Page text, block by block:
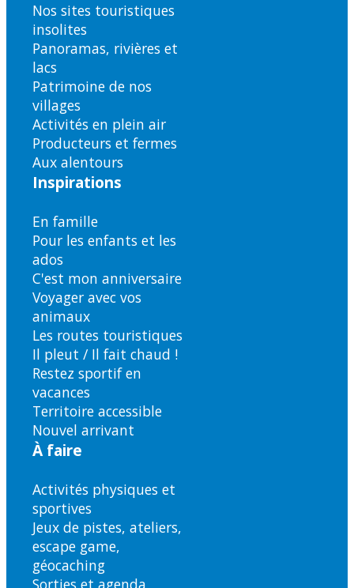
Nos sites touristiques
insolites
Panoramas, rivières et
lacs
Patrimoine de nos
villages
Activités en plein air
Producteurs et fermes
Aux alentours
Inspirations
En famille
Pour les enfants et les
ados
C'est mon anniversaire
Voyager avec vos
animaux
Les routes touristiques
Il pleut / Il fait chaud !
Restez sportif en
vacances
Territoire accessible
Nouvel arrivant
À faire
Activités physiques et
sportives
Jeux de pistes, ateliers,
escape game,
géocaching
Sorties et agenda